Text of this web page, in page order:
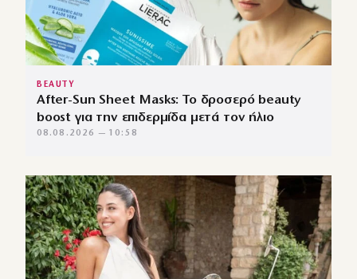
BEAUTY
After-Sun Sheet Masks: Το δροσερό beauty
boost για την επιδερμίδα μετά τον ήλιο
08.08.2026 — 10:58